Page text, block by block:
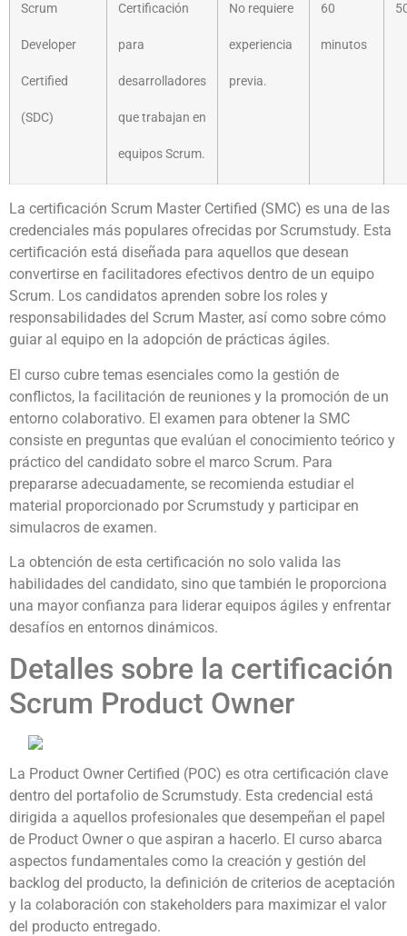
Scrum
Developer
Certified
(SDC)
Certificación
para
desarrolladores
que trabajan en
equipos Scrum.
No requiere
experiencia
previa.
60
minutos
La certificación Scrum Master Certified (SMC) es una de las
credenciales más populares ofrecidas por Scrumstudy. Esta
certificación está diseñada para aquellos que desean
convertirse en facilitadores efectivos dentro de un equipo
Scrum. Los candidatos aprenden sobre los roles y
responsabilidades del Scrum Master, así como sobre cómo
guiar al equipo en la adopción de prácticas ágiles.
El curso cubre temas esenciales como la gestión de
conflictos, la facilitación de reuniones y la promoción de un
entorno colaborativo. El examen para obtener la SMC
consiste en preguntas que evalúan el conocimiento teórico y
práctico del candidato sobre el marco Scrum. Para
prepararse adecuadamente, se recomienda estudiar el
material proporcionado por Scrumstudy y participar en
simulacros de examen.
La obtención de esta certificación no solo valida las
habilidades del candidato, sino que también le proporciona
una mayor confianza para liderar equipos ágiles y enfrentar
desafíos en entornos dinámicos.
Detalles sobre la certificación
Scrum Product Owner
La Product Owner Certified (POC) es otra certificación clave
dentro del portafolio de Scrumstudy. Esta credencial está
dirigida a aquellos profesionales que desempeñan el papel
de Product Owner o que aspiran a hacerlo. El curso abarca
aspectos fundamentales como la creación y gestión del
backlog del producto, la definición de criterios de aceptación
y la colaboración con stakeholders para maximizar el valor
del producto entregado.